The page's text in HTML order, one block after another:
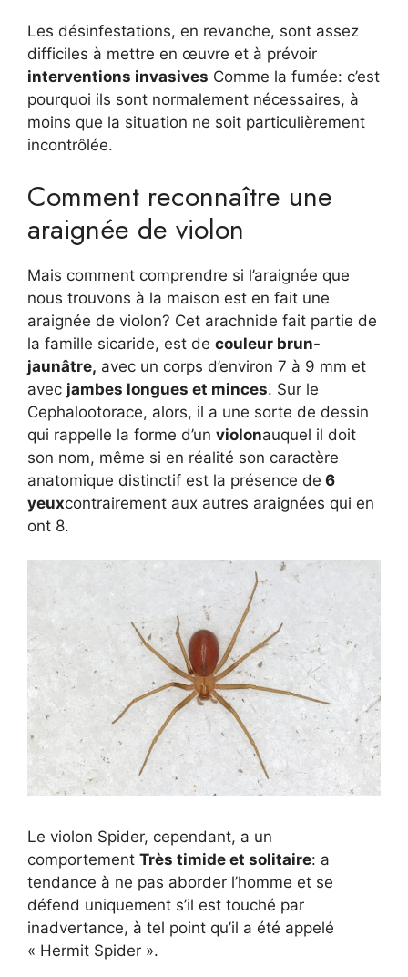
Les désinfestations, en revanche, sont assez
difficiles à mettre en œuvre et à prévoir
interventions invasives Comme la fumée: c’est
pourquoi ils sont normalement nécessaires, à
moins que la situation ne soit particulièrement
incontrôlée.
Comment reconnaître une
araignée de violon
Mais comment comprendre si l’araignée que
nous trouvons à la maison est en fait une
araignée de violon? Cet arachnide fait partie de
la famille sicaride, est de couleur brun-
jaunâtre, avec un corps d’environ 7 à 9 mm et
avec jambes longues et minces. Sur le
Cephalootorace, alors, il a une sorte de dessin
qui rappelle la forme d’un violonauquel il doit
son nom, même si en réalité son caractère
anatomique distinctif est la présence de 6
yeuxcontrairement aux autres araignées qui en
ont 8.
Le violon Spider, cependant, a un
comportement Très timide et solitaire: a
tendance à ne pas aborder l’homme et se
défend uniquement s’il est touché par
inadvertance, à tel point qu’il a été appelé
« Hermit Spider ».